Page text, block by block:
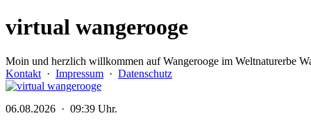
virtual wangerooge
Moin und herzlich willkommen auf Wangerooge im Weltnaturerbe
Kontakt · Impressum · Datenschutz
06.08.2026 · 09:39 Uhr.